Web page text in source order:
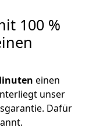
100 %
einen
unser
Dafür